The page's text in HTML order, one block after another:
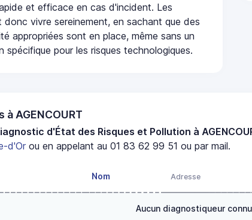
et efficace en cas d'incident. Les
vivre sereinement, en sachant que des
appropriées sont en place, même sans un
spécifique pour les risques technologiques.
à AGENCOURT
d'État des Risques et Pollution à
d'Or ou en appelant au 01 83 62 99 51 ou par mail.
Nom Adresse
Aucun diagnostiqueur connu